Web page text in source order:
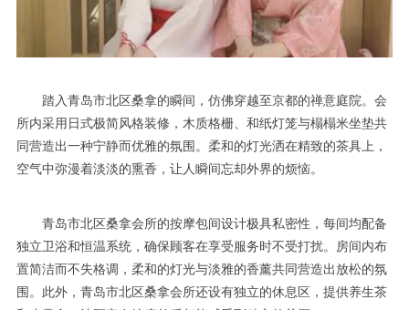
踏入青岛市北区桑拿的瞬间，仿佛穿越至京都的禅意庭院。会
所内采用日式极简风格装修，木质格栅、和纸灯笼与榻榻米坐垫共
同营造出一种宁静而优雅的氛围。柔和的灯光洒在精致的茶具上，
空气中弥漫着淡淡的熏香，让人瞬间忘却外界的烦恼。
青岛市北区桑拿会所的按摩包间设计极具私密性，每间均配备
独立卫浴和恒温系统，确保顾客在享受服务时不受打扰。房间内布
置简洁而不失格调，柔和的灯光与淡雅的香薰共同营造出放松的氛
围。此外，青岛市北区桑拿会所还设有独立的休息区，提供养生茶